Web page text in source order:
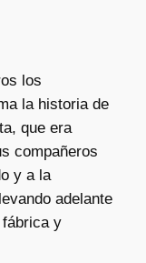
los
la historia de
que era
compañeros
y a la
adelante
y